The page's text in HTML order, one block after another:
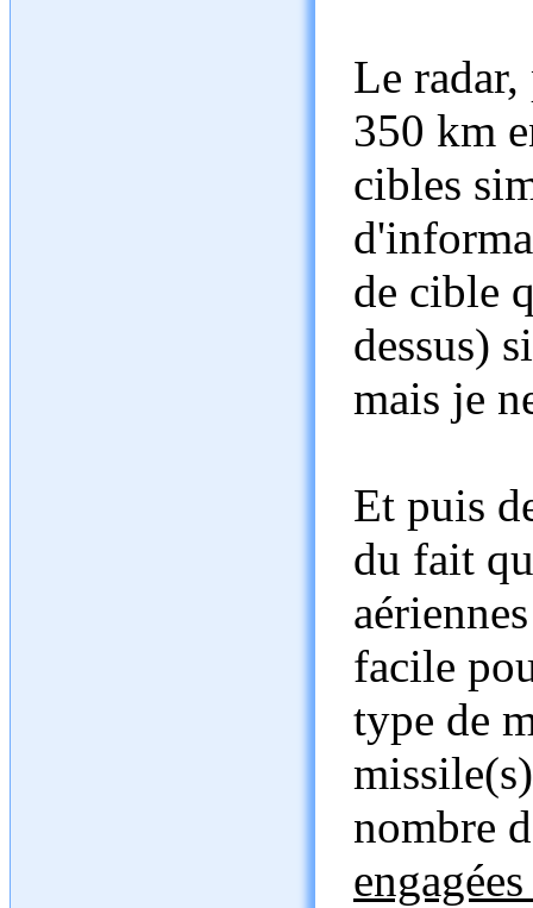
Le radar,
350 km
cibles
de cible
dessus)
mais je
Et puis
du fait
facile
type de
nombre